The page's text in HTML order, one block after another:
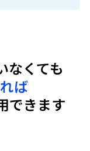
なくても
ば
できます